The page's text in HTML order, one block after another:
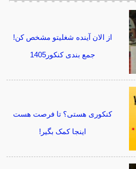
از الان آینده شغلیتو مشخص کن!
جمع بندی کنکور1405
کنکوری هستی؟ تا فرصت هست
اینجا کمک بگیر!